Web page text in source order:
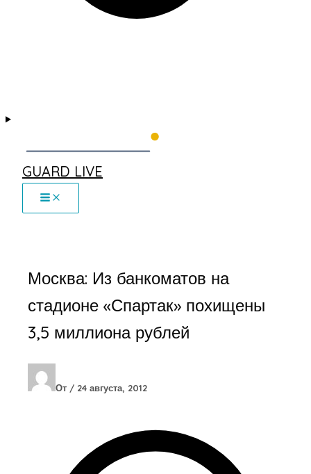
GUARD LIVE
Москва: Из банкоматов на
стадионе «Спартак» похищены
3,5 миллиона рублей
От / 24 августа, 2012